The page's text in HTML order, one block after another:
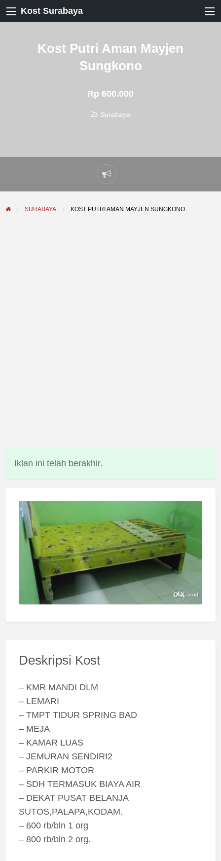
Kost Surabaya
Kost Putri Aman Mayjen
Sungkono
Rp 600.000
Surabaya
Laporkan
masalah
SURABAYA KOST PUTRI AMAN MAYJEN SUNGKONO
Iklan ini telah berakhir.
Deskripsi Kost
– KMR MANDI DLM
– LEMARI
– TMPT TIDUR SPRING BAD
– MEJA
– KAMAR LUAS
– JEMURAN SENDIRI2
– PARKIR MOTOR
– SDH TERMASUK BIAYA AIR
– DEKAT PUSAT BELANJA
SUTOS,PALAPA,KODAM.
– 600 rb/bln 1 org
– 800 rb/bln 2 org.